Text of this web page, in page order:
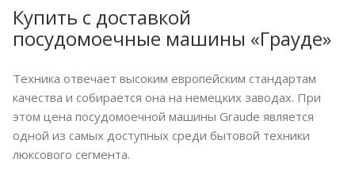
Купить с доставкой
посудомоечные машины «Грауде»
Техника отвечает высоким европейским стандартам
качества и собирается она на немецких заводах. При
этом цена посудомоечной машины Graude является
одной из самых доступных среди бытовой техники
люксового сегмента.